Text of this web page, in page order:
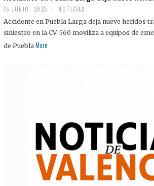
15 JUNIO, 2025 NOTICIAS
Accidente en Puebla Larga deja nueve heridos
siniestro en la CV-560 moviliza a equipos de
de Puebla More